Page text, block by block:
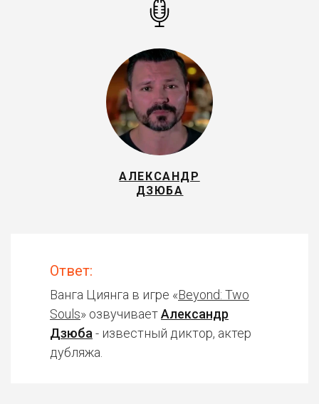
АЛЕКСАНДР
ДЗЮБА
Ответ:
Ванга Циянга в игре «Beyond: Two
Souls» озвучиваетАлександр
Дзюба - известный диктор, актер
дубляжа.